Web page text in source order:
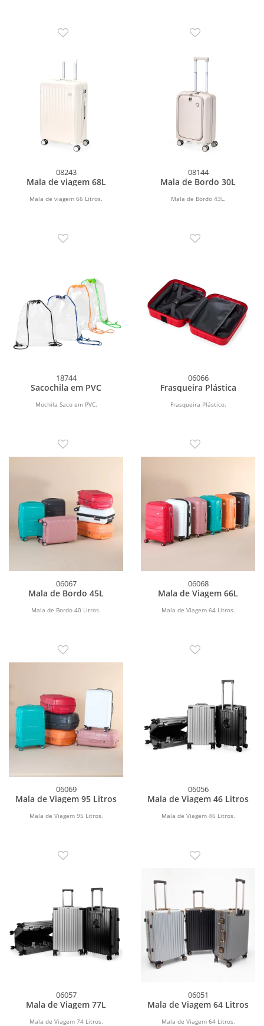
08243
Mala de viagem 68L
Mala de viagem 66 Litros.
08144
Mala de Bordo 30L
Mala de Bordo 43L.
18744
Sacochila em PVC
Mochila Saco em PVC.
06066
Frasqueira Plástica
Frasqueira Plástico.
06067
Mala de Bordo 45L
Mala de Bordo 40 Litros.
06068
Mala de Viagem 66L
Mala de Viagem 64 Litros.
06069
Mala de Viagem 95 Litros
Mala de Viagem 95 Litros.
06056
Mala de Viagem 46 Litros
Mala de Viagem 46 Litros.
06057
Mala de Viagem 77L
Mala de Viagem 74 Litros.
06051
Mala de Viagem 64 Litros
Mala de Viagem 64 Litros.